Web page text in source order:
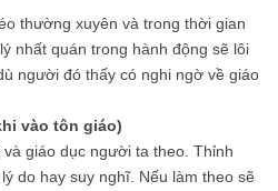
thường xuyên và trong thời gian
nhất quán trong hành động sẽ lôi
người đó thấy có nghi ngờ về giáo
vào tôn giáo)
giáo dục người ta theo. Thỉnh
do hay suy nghĩ. Nếu làm theo sẽ